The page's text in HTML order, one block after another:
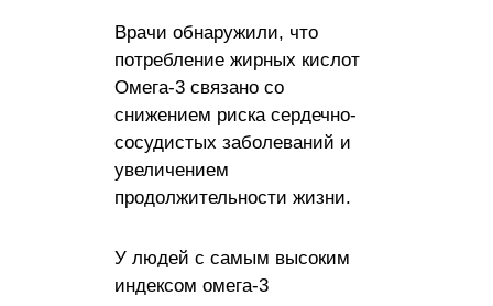
Врачи обнаружили, что
потребление жирных кислот
Омега-3 связано со
снижением риска сердечно-
сосудистых заболеваний и
увеличением
продолжительности жизни.
У людей с самым высоким
индексом омега-3